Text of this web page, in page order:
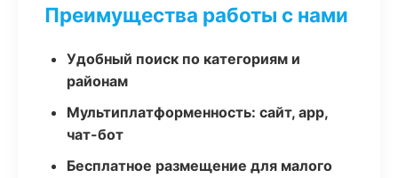
Преимущества работы с нами
Удобный поиск по категориям и
районам
Мультиплатформенность: сайт, app,
чат-бот
Бесплатное размещение для малого